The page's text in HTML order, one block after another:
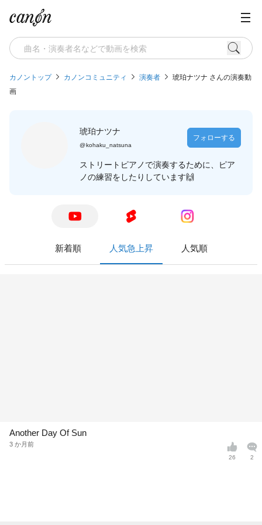
カノントップ カノンコミュニティ 演奏者
琥珀ナツナ さんの演奏動
画
琥珀ナツナ
@kohaku_natsuna
フォローする
ストリートピアノで演奏するために、ピア
ノの練習をしたりしています🙌
新着順 人気急上昇 人気順
Another Day Of Sun
3 か月前
26 2